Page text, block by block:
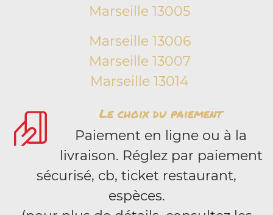
Marseille 13005
Marseille 13006
Marseille 13007
Marseille 13014
Le choix du paiement
Paiement en ligne ou à la
livraison. Réglez par paiement
sécurisé, cb, ticket restaurant,
espèces.